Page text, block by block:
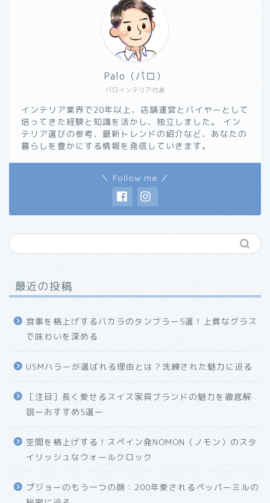
パロインテリア代表
Palo（パロ）
インテリア業界で20年以上、店舗運営とバイヤーとして
培ってきた経験と知識を活かし、独立しました。 イン
テリア選びの参考、最新トレンドの紹介など、あなたの
暮らしを豊かにする情報を発信していきます。
＼ Follow me ／
最近の投稿
食事を格上げするバカラのタンブラー5選！上質なグラス
で味わいを深める
USMハラーが選ばれる理由とは？洗練された魅力に迫る
［注目］長く愛せるスイス家具ブランドの魅力を徹底解
説ーおすすめ5選ー
空間を格上げする！スペイン発NOMON（ノモン）のスタ
イリッシュなウォールクロック
プジョーのもう一つの顔：200年愛されるペッパーミルの